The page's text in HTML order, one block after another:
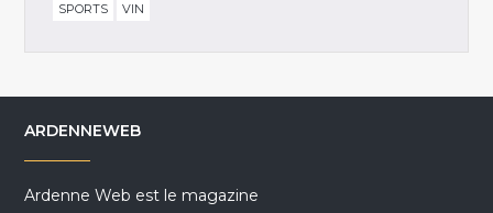
SPORTS
VIN
ARDENNEWEB
Ardenne Web est le magazine